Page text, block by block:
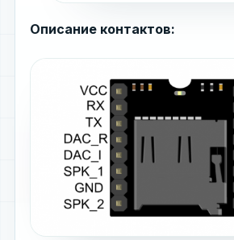
Описание контактов: